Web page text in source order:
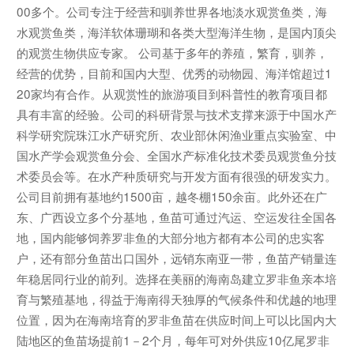
00多个。公司专注于经营和驯养世界各地淡水观赏鱼类，海
水观赏鱼类，海洋软体珊瑚和各类大型海洋生物，是国内顶尖
的观赏生物供应专家。 公司基于多年的养殖，繁育，驯养，
经营的优势，目前和国内大型、优秀的动物园、海洋馆超过1
20家均有合作。从观赏性的旅游项目到科普性的教育项目都
具有丰富的经验。公司的科研背景与技术支撑来源于中国水产
科学研究院珠江水产研究所、农业部休闲渔业重点实验室、中
国水产学会观赏鱼分会、全国水产标准化技术委员观赏鱼分技
术委员会等。在水产种质研究与开发方面有很强的研发实力。
公司目前拥有基地约1500亩，越冬棚150余亩。此外还在广
东、广西设立多个分基地，鱼苗可通过汽运、空运发往全国各
地，国内能够饲养罗非鱼的大部分地方都有本公司的忠实客
户，还有部分鱼苗出口国外，远销东南亚一带，鱼苗产销量连
年稳居同行业的前列。选择在美丽的海南岛建立罗非鱼亲本培
育与繁殖基地，得益于海南得天独厚的气候条件和优越的地理
位置，因为在海南培育的罗非鱼苗在供应时间上可以比国内大
陆地区的鱼苗场提前1－2个月，每年可对外供应10亿尾罗非